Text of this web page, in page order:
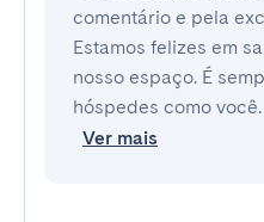
comentário e pela
Estamos felizes em
nosso espaço. É
hóspedes como
Ver mais